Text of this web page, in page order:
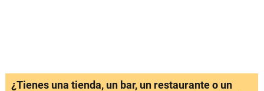
¿Tienes una tienda, un bar, un restaurante o un